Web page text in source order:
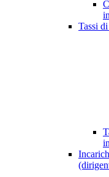
Tassi di